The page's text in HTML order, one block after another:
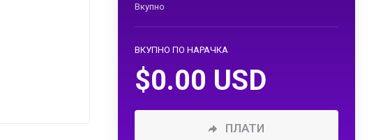
Вкупно
ВКУПНО ПО НАРАЧКА
$0.00 USD
ПЛАТИ